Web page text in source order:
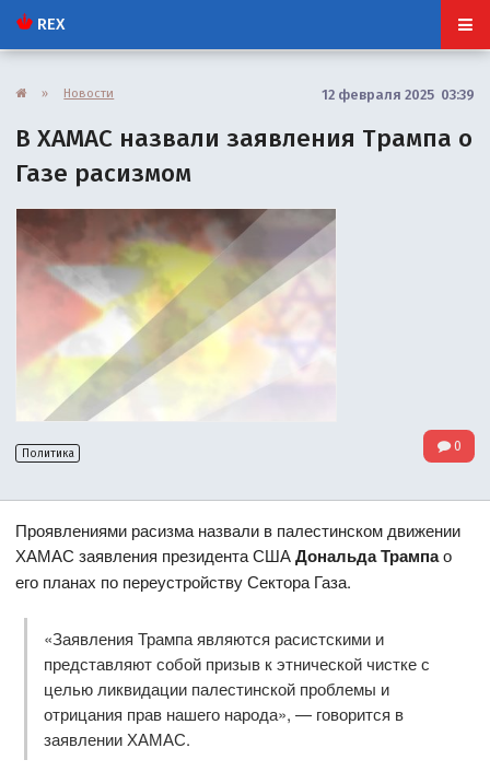
REX
» Новости 12 февраля 2025 03:39
В ХАМАС назвали заявления Трампа о
Газе расизмом
Политика 0
Проявлениями расизма назвали в палестинском движении
ХАМАС заявления президента СШАДональда Трампао
его планах по переустройству Сектора Газа.
«Заявления Трампа являются расистскими и
представляют собой призыв к этнической чистке с
целью ликвидации палестинской проблемы и
отрицания прав нашего народа», — говорится в
заявлении ХАМАС.